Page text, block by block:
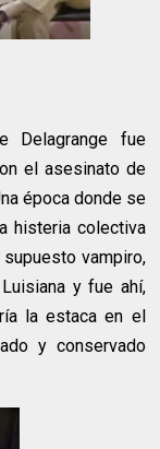
Delagrange fue
el asesinato de
época donde se
histeria colectiva
vampiro,
y fue ahí,
la estaca en el
y conservado